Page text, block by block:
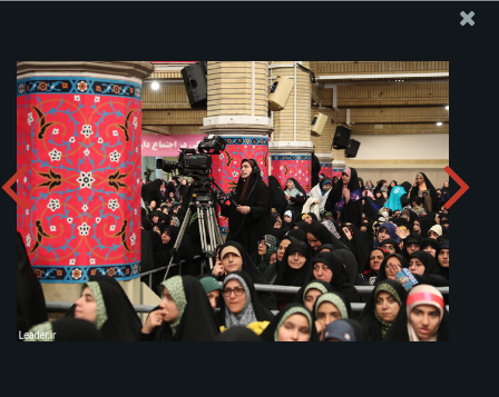
ارسال نامه
وجوهات
دیدار هزاران نفر از زنان و دختران دریافت آلبوم:zip